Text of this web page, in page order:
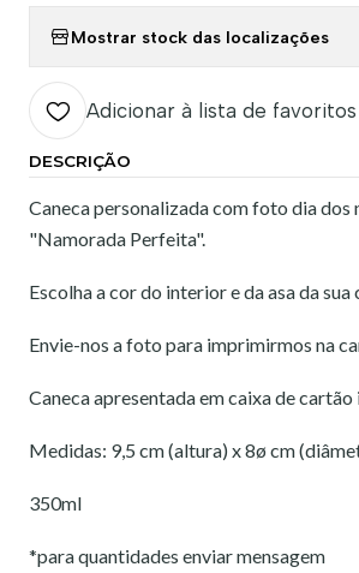
Mostrar stock das localizações
Adicionar à lista de favoritos
DESCRIÇÃO
Caneca personalizada com foto dia dos
"Namorada Perfeita".
Escolha a cor do interior e da asa da sua
Envie-nos a foto para imprimirmos na
Caneca apresentada em caixa de
Medidas: 9,5 cm (altura) x 8ø cm
350ml
*para quantidades enviar mensagem